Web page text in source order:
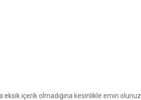
içerik olmadığına kesinlikle emin olunuz.